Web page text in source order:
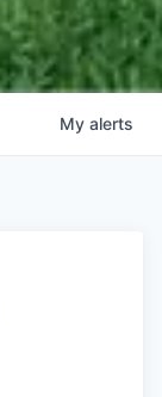
My alerts